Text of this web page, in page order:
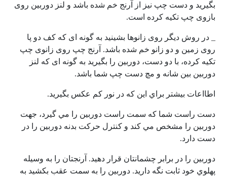
بگیرید و دست چپ نیز از آرنج خم شده باشد و لنز دوربین روی
بازوی چپ تکیه کرده است.
_ در روش دیگر روی زانوها بشینید به گونه ای که کف دو پا
روی زمین و دو زانو خم شده باشد. آرنج چپ روی زانوی چپ
تکیه کرده، با دو دست، دوربین را بگیرید به گونه ای که لنز
دوربین بین شانه و مچ دست چپ شما باشد.
اطااعات بيشتر براي اين كه در نور كم عكس بگيريد.
دست راست شما كه سمت راست دوربين را مي گيرد، جهت
دوربين را مشخص مي كند و كنترل حركت بدنه دوربين را در
دست دارد.
دوربين را در برابر چشمانتان قرار دهيد. آرنجتان را به وسيله
پهلوي خود ثابت نگه داريد. دوربين را به سمت عقب بكشيد به